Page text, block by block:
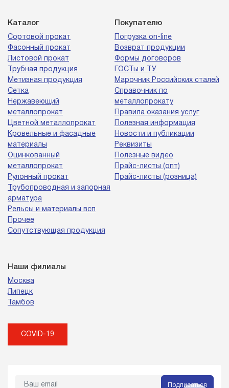
Каталог
Сортовой прокат
Фасонный прокат
Листовой прокат
Трубная продукция
Метизная продукция
Сетка
Нержавеющий
металлопрокат
Цветной металлопрокат
Кровельные и фасадные
материалы
Оцинкованный
металлопрокат
Рулонный прокат
Трубопроводная и запорная
арматура
Рельсы и материалы всп
Прочее
Сопутствующая продукция
Покупателю
Погрузка on-line
Возврат продукции
Формы договоров
ГОСТы и ТУ
Марочник Российских сталей
Справочник по
металлопрокату
Правила оказания услуг
Полезная информация
Новости и публикации
Реквизиты
Полезные видео
Прайс-листы (опт)
Прайс-листы (розница)
Наши филиалы
Москва
Липецк
Тамбов
COVID-19
Подписаться